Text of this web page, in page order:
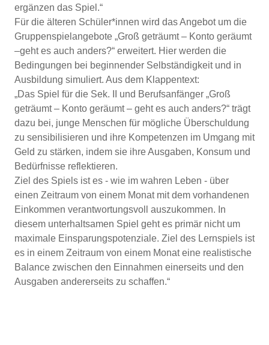
ergänzen das Spiel.“
Für die älteren Schüler*innen wird das Angebot um die
Gruppenspielangebote „Groß geträumt – Konto geräumt
–geht es auch anders?“ erweitert. Hier werden die
Bedingungen bei beginnender Selbständigkeit und in
Ausbildung simuliert. Aus dem Klappentext:
„Das Spiel für die Sek. II und Berufsanfänger „Groß
geträumt – Konto geräumt – geht es auch anders?“ trägt
dazu bei, junge Menschen für mögliche Überschuldung
zu sensibilisieren und ihre Kompetenzen im Umgang mit
Geld zu stärken, indem sie ihre Ausgaben, Konsum und
Bedürfnisse reflektieren.
Ziel des Spiels ist es - wie im wahren Leben - über
einen Zeitraum von einem Monat mit dem vorhandenen
Einkommen verantwortungsvoll auszukommen. In
diesem unterhaltsamen Spiel geht es primär nicht um
maximale Einsparungspotenziale. Ziel des Lernspiels ist
es in einem Zeitraum von einem Monat eine realistische
Balance zwischen den Einnahmen einerseits und den
Ausgaben andererseits zu schaffen.“